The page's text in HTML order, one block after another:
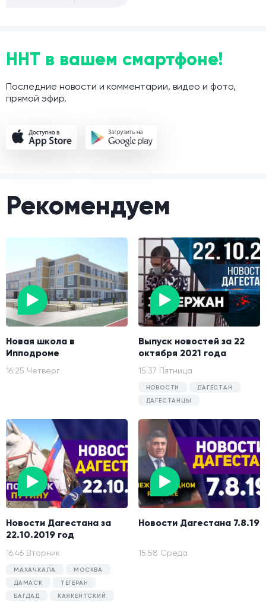
ННТ в вашем смартфоне!
Последние новости и комментарии, видео и фото,
прямой эфир.
Рекомендуем
Новая школа в
Ипподроме
16:25 Четверг
Выпуск новостей за 22
октября 2021 года
15:37 Пятница
НОВОСТИ
ДАГЕСТАН
ДАГЕСТАНЦЫ
Новости Дагестана за
22.10.2019 год
16:46 Вторник
МАХАЧКАЛА
МОСКВА
ДАМАСК
ТЕГЕРАН
БАГДАД
КАЯКЕНТСКИЙ
Новости Дагестана 7.8.19
15:58 Среда